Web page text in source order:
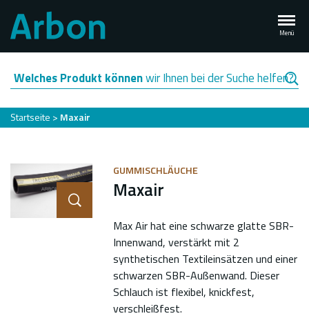
zum
Inhalt
Menü
Welches Produkt könnenwir Ihnen bei der Suche helfen?
Pfadnavigation
Startseite Maxair
GUMMISCHLÄUCHE
Maxair
Max Air hat eine schwarze glatte SBR-
Innenwand, verstärkt mit 2
synthetischen Textileinsätzen und einer
schwarzen SBR-Außenwand. Dieser
Schlauch ist flexibel, knickfest,
verschleißfest.